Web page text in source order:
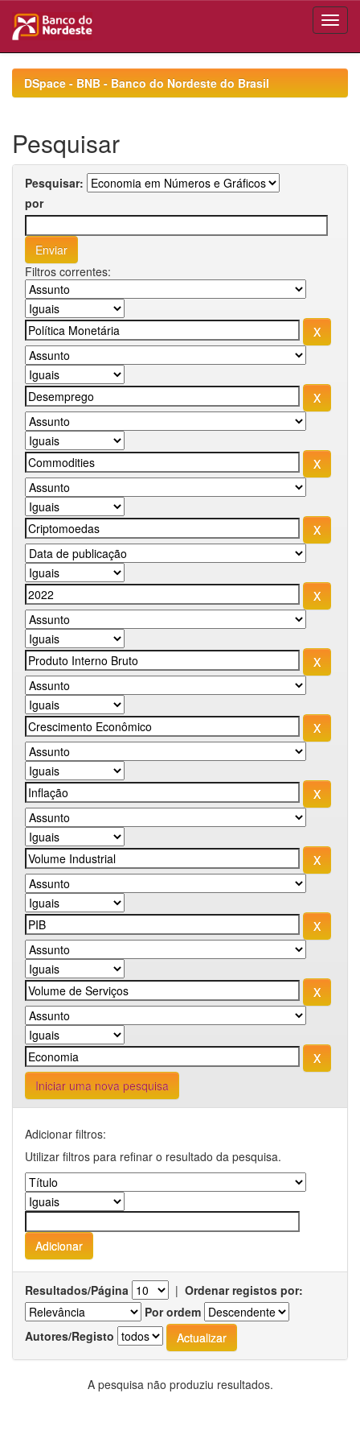
navigationDSpace - BNB - Banco do Nordeste do Brasil
Pesquisar
Pesquisar:
por
Filtros correntes:
Iniciar uma nova pesquisa
Adicionar filtros:
Utilizar filtros para refinar o resultado da pesquisa.
Resultados/Página | Ordenar registos por:
Por ordem
Autores/Registo
A pesquisa não produziu resultados.